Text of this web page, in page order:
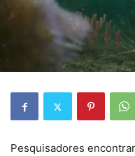
Pesquisadores